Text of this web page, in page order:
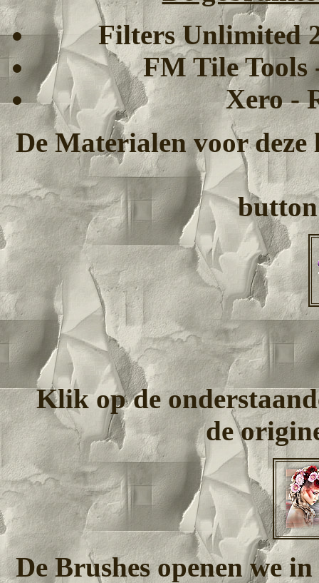
Filters Unlimited
FM Tile Tools
Xero -
De Materialen voor
Klik op de
de
De Brushes openen we